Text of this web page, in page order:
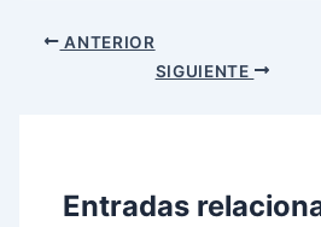
ANTERIOR
SIGUIENTE
Entradas